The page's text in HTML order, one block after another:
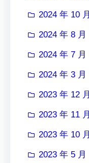
2024 年 10 月
2024 年 8 月
2024 年 7 月
2024 年 3 月
2023 年 12 月
2023 年 11 月
2023 年 10 月
2023 年 5 月